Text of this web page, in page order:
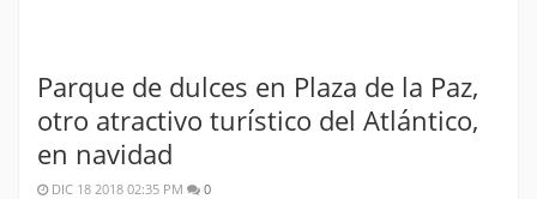
Parque de dulces en Plaza de la Paz,
otro atractivo turístico del Atlántico,
en navidad
DIC 18 2018 02:35 PM 0